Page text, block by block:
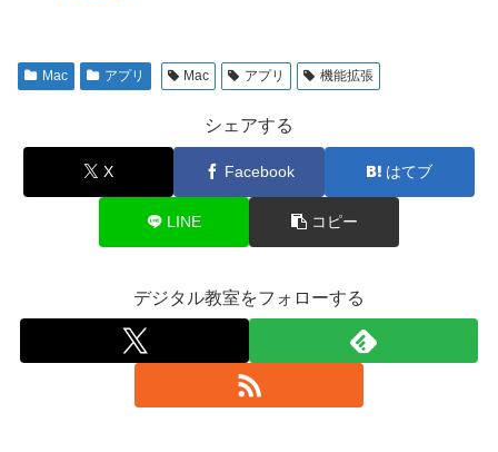
Mac アプリ Mac アプリ 機能拡張
シェアする
X Facebook はてブ
LINE コピー
デジタル教室をフォローする